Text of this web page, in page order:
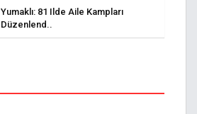
Yumaklı: 81 Ilde Aile Kampları
Düzenlend..